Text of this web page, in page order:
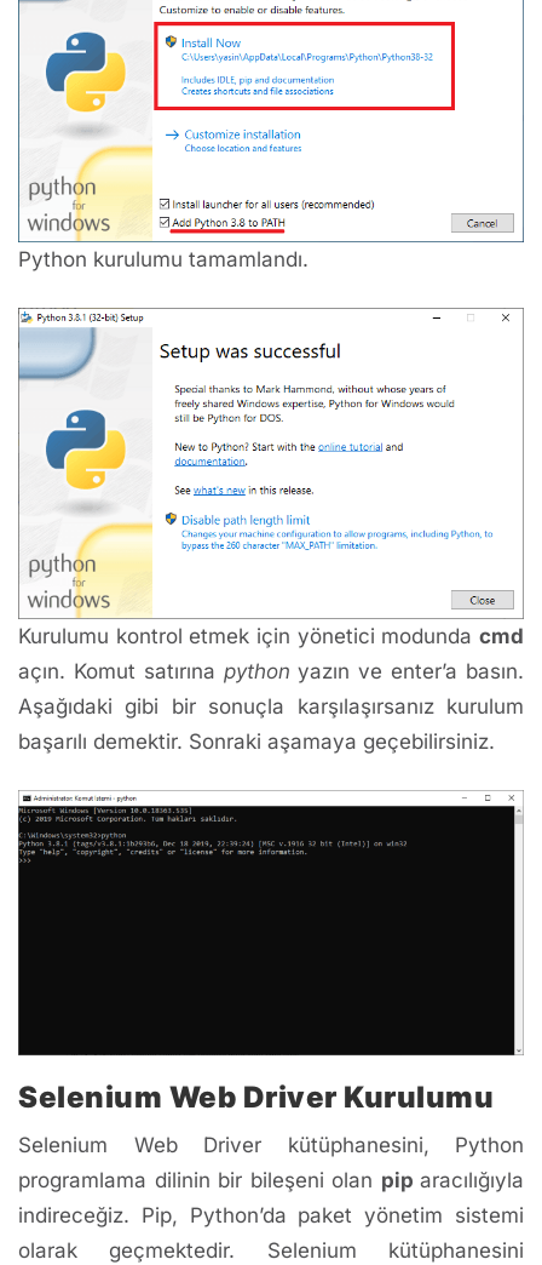
Python kurulumu tamamlandı.
Kurulumu kontrol etmek için yönetici modunda cmd
açın. Komut satırına pythonyazın ve enter’a basın.
Aşağıdaki gibi bir sonuçla karşılaşırsanız kurulum
başarılı demektir. Sonraki aşamaya geçebilirsiniz.
Selenium Web Driver Kurulumu
Selenium Web Driver kütüphanesini, Python
programlama dilinin bir bileşeni olan pip aracılığıyla
indireceğiz. Pip, Python’da paket yönetim sistemi
olarak geçmektedir. Selenium kütüphanesini